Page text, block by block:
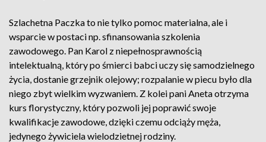
Szlachetna Paczka to nie tylko pomoc materialna, ale i
wsparcie w postaci np. sfinansowania szkolenia
zawodowego. Pan Karol z niepełnosprawnością
intelektualną, który po śmierci babci uczy się samodzielnego
życia, dostanie grzejnik olejowy; rozpalanie w piecu było dla
niego zbyt wielkim wyzwaniem. Z kolei pani Aneta otrzyma
kurs florystyczny, który pozwoli jej poprawić swoje
kwalifikacje zawodowe, dzięki czemu odciąży męża,
jedynego żywiciela wielodzietnej rodziny.